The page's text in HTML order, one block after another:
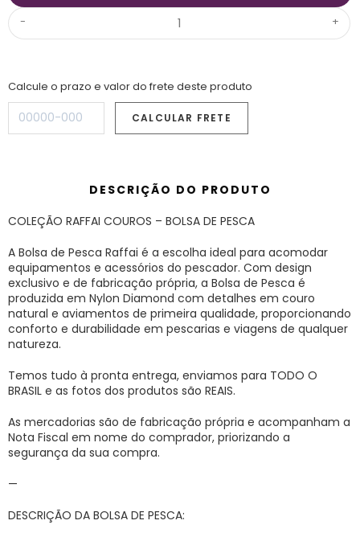
- +
Calcule o prazo e valor do frete deste produto
DESCRIÇÃO DO PRODUTO
COLEÇÃO RAFFAI COUROS – BOLSA DE PESCA
A Bolsa de Pesca Raffai é a escolha ideal para acomodar
equipamentos e acessórios do pescador. Com design
exclusivo e de fabricação própria, a Bolsa de Pesca é
produzida em Nylon Diamond com detalhes em couro
natural e aviamentos de primeira qualidade, proporcionando
conforto e durabilidade em pescarias e viagens de qualquer
natureza.
Temos tudo à pronta entrega, enviamos para TODO O
BRASIL e as fotos dos produtos são REAIS.
As mercadorias são de fabricação própria e acompanham a
Nota Fiscal em nome do comprador, priorizando a
segurança da sua compra.
—
DESCRIÇÃO DA BOLSA DE PESCA: